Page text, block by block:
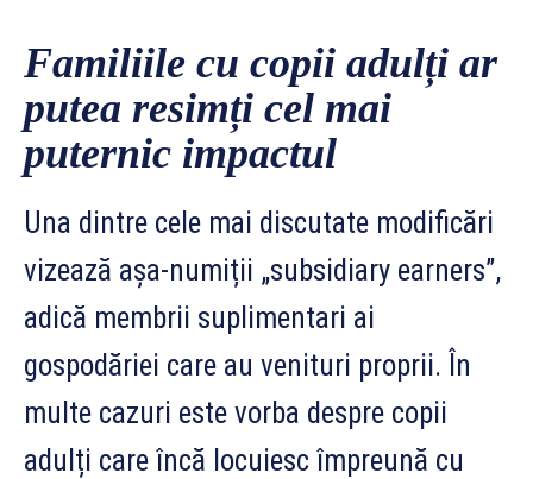
Familiile cu copii adulți ar
putea resimți cel mai
puternic impactul
Una dintre cele mai discutate modificări
vizează așa-numiții „subsidiary earners”,
adică membrii suplimentari ai
gospodăriei care au venituri proprii. În
multe cazuri este vorba despre copii
adulți care încă locuiesc împreună cu